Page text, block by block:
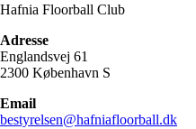
Hafnia Floorball Club
Adresse
Englandsvej 61
2300 København S
Email
bestyrelsen@hafniafloorball.dk